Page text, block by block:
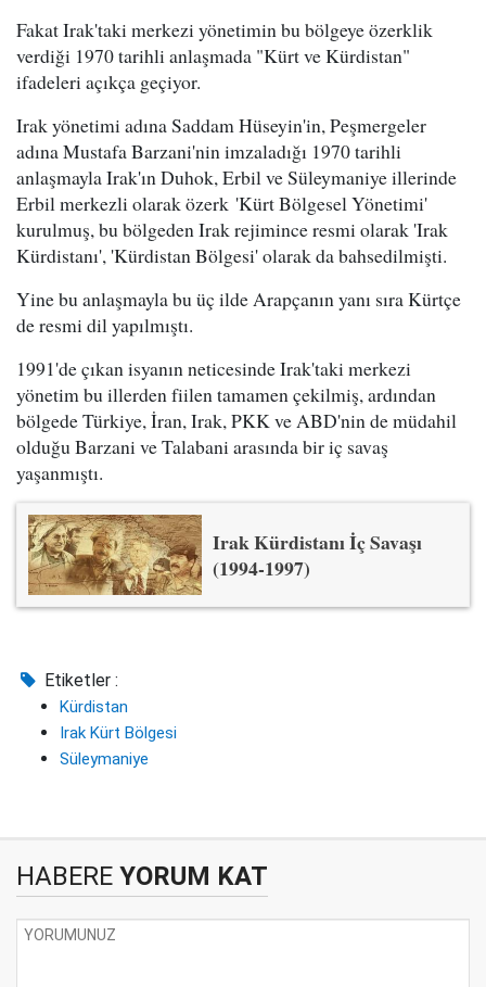
Fakat Irak'taki merkezi yönetimin bu bölgeye özerklik
verdiği 1970 tarihli anlaşmada "Kürt ve Kürdistan"
ifadeleri açıkça geçiyor.
Irak yönetimi adına Saddam Hüseyin'in, Peşmergeler
adına Mustafa Barzani'nin imzaladığı 1970 tarihli
anlaşmayla Irak'ın Duhok, Erbil ve Süleymaniye illerinde
Erbil merkezli olarak özerk 'Kürt Bölgesel Yönetimi'
kurulmuş, bu bölgeden Irak rejimince resmi olarak 'Irak
Kürdistanı', 'Kürdistan Bölgesi' olarak da bahsedilmişti.
Yine bu anlaşmayla bu üç ilde Arapçanın yanı sıra Kürtçe
de resmi dil yapılmıştı.
1991'de çıkan isyanın neticesinde Irak'taki merkezi
yönetim bu illerden fiilen tamamen çekilmiş, ardından
bölgede Türkiye, İran, Irak, PKK ve ABD'nin de müdahil
olduğu Barzani ve Talabani arasında bir iç savaş
yaşanmıştı.
Irak Kürdistanı İç Savaşı
(1994-1997)
Etiketler :
Kürdistan
Irak Kürt Bölgesi
Süleymaniye
HABERE YORUM KAT